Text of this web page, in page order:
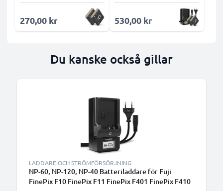
270,00 kr 530,00 kr
Du kanske också gillar
LADDARE OCH STRÖMFÖRSÖRJNING
NP-60, NP-120, NP-40 Batteriladdare för Fuji
FinePix F10 FinePix F11 FinePix F401 FinePix F410